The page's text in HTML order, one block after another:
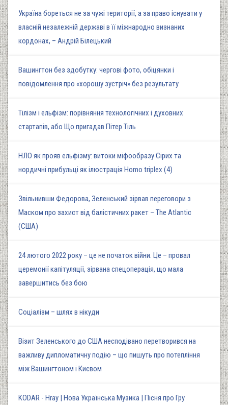
Україна бореться не за чужі території, а за право існувати у
власній незалежній державі в її міжнародно визнаних
кордонах, – Андрій Білецький
Вашингтон без здобутку: чергові фото, обіцянки і
повідомлення про «хорошу зустріч» без результату
Тілізм і ельфізм: порівняння технологічних і духовних
стартапів, або Що пригадав Пітер Тіль
НЛО як прояв ельфізму: витоки міфообразу Сірих та
нордичні прибульці як ілюстрація Homo triplex (4)
Звільнивши Федорова, Зеленський зірвав переговори з
Маском про захист від балістичних ракет – The Atlantic
(США)
24 лютого 2022 року – це не початок війни. Це – провал
церемонії капітуляції, зірвана спецоперація, що мала
завершитись без бою
Соціалізм – шлях в нікуди
Візит Зеленського до США несподівано перетворився на
важливу дипломатичну подію – що пишуть про потепління
між Вашингтоном і Києвом
KODAR - Hray | Нова Українська Музика | Пісня про Гру